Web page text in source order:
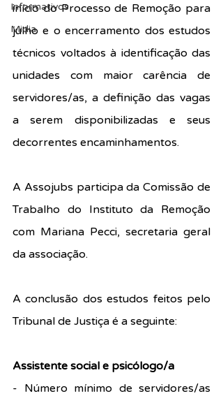
Informativos
Midia
início do Processo de Remoção para
julho e o encerramento dos estudos
técnicos voltados à identificação das
unidades com maior carência de
servidores/as, a definição das vagas
a serem disponibilizadas e seus
decorrentes encaminhamentos.
A Assojubs participa da Comissão de
Trabalho do Instituto da Remoção
com Mariana Pecci, secretaria geral
da associação.
A conclusão dos estudos feitos pelo
Tribunal de Justiça é a seguinte:
Assistente social e psicólogo/a
- Número mínimo de servidores/as